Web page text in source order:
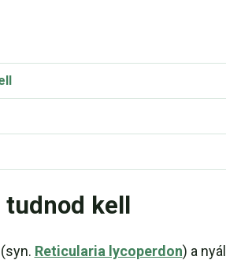
kell
Reticularia lycoperdon) a